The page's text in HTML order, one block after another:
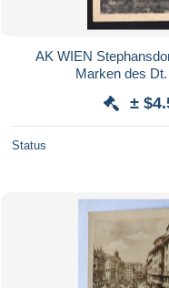
AK WIEN
Marken des
±
Status